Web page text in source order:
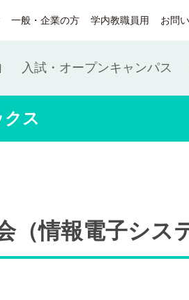
一般・企業の方 学内教職員用 お問
入試・オープンキャンパス
クス
（情報電子シス